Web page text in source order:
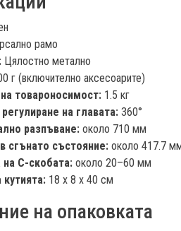
рамо
Цялостно метално
г (включително аксесоарите)
товароносимост: 1.5 кг
на главата: 360°
разпъване: около 710 мм
сгънато състояние: около 417.7
C-скобата: около 20–60 мм
18 x 8 x 40 см
на опаковката